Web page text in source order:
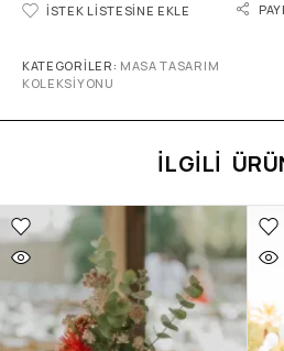
İSTEK LISTESINE EKLE
KATEGORILER: MASA TASARIM
KOLEKSIYONU
İLGILI